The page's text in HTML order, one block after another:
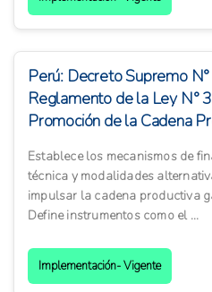
Perú: Decreto Supremo
Reglamento de la Ley N°
Promoción de la Cadena
Establece los mecanismos de
técnica y modalidades
impulsar la cadena productiva
Define instrumentos como el ...
Implementación- Vigente